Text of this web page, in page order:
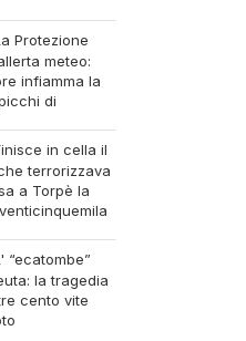
Protezione
meteo:
infiamma la
di
in cella il
terrorizzava
a Torpè la
“ecatombe”
la tragedia
cento vite